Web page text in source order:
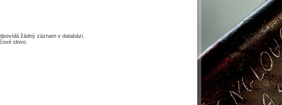
žádný záznam v databázi.
slovo.